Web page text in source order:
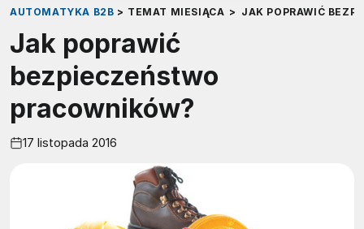
AUTOMATYKA B2B > TEMAT MIESIĄCA > JAK POPRAWIĆ
Jak poprawić
bezpieczeństwo
pracowników?
17 listopada 2016